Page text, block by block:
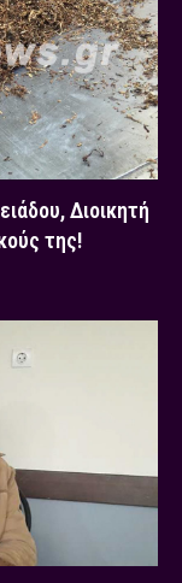
Διοικητή
της!